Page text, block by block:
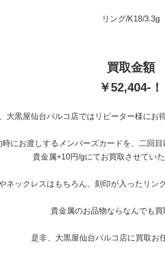
リング/K18/3.3g
買取金額
￥52,404-！
大黒屋仙台パルコ店ではリピーター様にお
時にお渡しするメンバーズカードを、二回
貴金属+10円/gにてお買取させていた
ネックレスはもちろん、刻印が入ったリン
貴金属のお品物ならなんでも買
是非、大黒屋仙台パルコ店に買取お